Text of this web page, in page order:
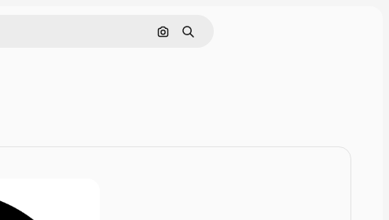
画像で検索
検索